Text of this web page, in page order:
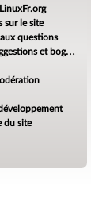
sur le site
questions
et bogues
du site